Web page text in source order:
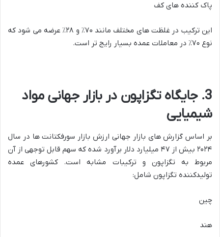
پاک کننده های کف
این ترکیب در غلظت های مختلف مانند ۷۰٪ و ۲۸٪ عرضه می شود که
نوع ۷۰٪ در معاملات عمده بسیار رایج تر است.
3. جایگاه تگزاپون در بازار جهانی مواد
شیمیایی
بر اساس گزارش های بازار جهانی ارزش بازار سورفکتانت ها در سال
۲۰۲۴ بیش از ۴۷ میلیارد دلار برآورد شده که سهم قابل توجهی از آن
مربوط به تگزاپون و ترکیبات مشابه است. کشورهای عمده
تولیدکننده تگزاپون شامل:
چین
هند